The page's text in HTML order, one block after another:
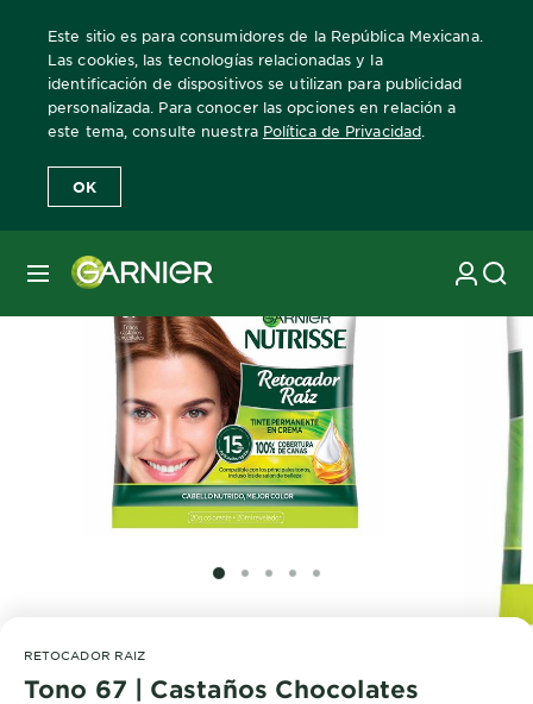
Este sitio es para consumidores de la República Mexicana.
Las cookies, las tecnologías relacionadas y la
identificación de dispositivos se utilizan para publicidad
personalizada. Para conocer las opciones en relación a
este tema, consulte nuestra Política de Privacidad
OK
MENÚ
Home Nutrisse Retocador Raiz tono-67-castanos-chocolates
SLIDE 1
SLIDE 2
SLIDE 3
SLIDE 4
SLIDE 5
RETOCADOR RAIZ
Tono 67 | Castaños Chocolates